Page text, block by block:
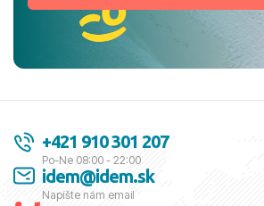
+421 910 301 207
Po-Ne 08:00 - 22:00
idem@idem.sk
Napíšte nám email